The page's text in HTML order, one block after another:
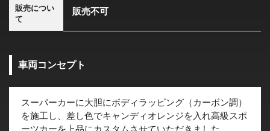
販売につい
て
販売不可
車両コンセプト
スーパーカーに大胆にボディラッピング（カーボン調）
を施工し、差し色でキャンディオレンジを入れ高級スポ
ーツカーを上品にカスタムさせていただきました。